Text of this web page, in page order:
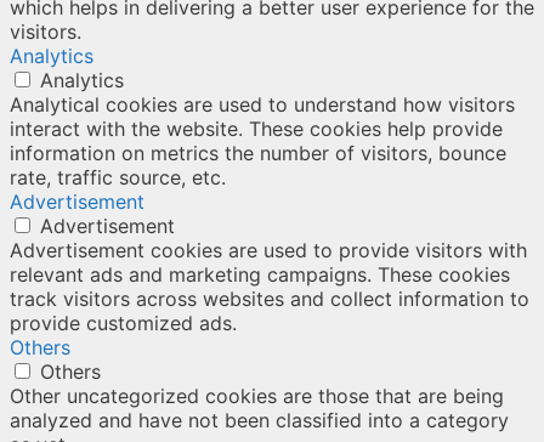
which helps in delivering a better user experience for the
visitors.
Analytics
Analytics
Analytical cookies are used to understand how visitors
interact with the website. These cookies help provide
information on metrics the number of visitors, bounce
rate, traffic source, etc.
Advertisement
Advertisement
Advertisement cookies are used to provide visitors with
relevant ads and marketing campaigns. These cookies
track visitors across websites and collect information to
provide customized ads.
Others
Others
Other uncategorized cookies are those that are being
analyzed and have not been classified into a category